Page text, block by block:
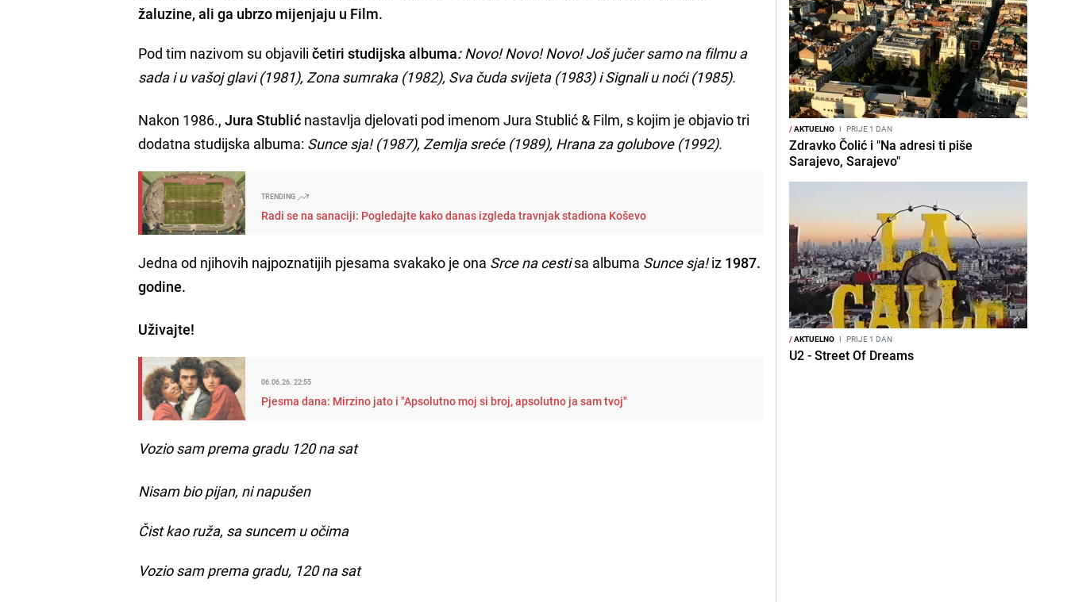
žaluzine, ali ga ubrzo mijenjaju u Film.
Pod tim nazivom su objaviličetiri studijska albuma:Novo! Novo! Novo! Još jučer samo na filmu a
sada i u vašoj glavi (1981), Zona sumraka (1982), Sva čuda svijeta (1983) i Signali u noći (1985).
Nakon 1986.,Jura Stublić nastavlja djelovati pod imenom Jura Stublić & Film, s kojim je objavio tri
dodatna studijska albuma: Sunce sja! (1987), Zemlja sreće (1989), Hrana za golubove (1992).
TRENDING
Radi se na sanaciji: Pogledajte kako danas izgleda travnjak stadiona Koševo
Jedna od njihovih najpoznatijih pjesama svakako je ona Srce na cestisa albuma Sunce sja!iz 1987.
godine.
Uživajte!
06.06.26. 22:55
Pjesma dana: Mirzino jato i "Apsolutno moj si broj, apsolutno ja sam tvoj"
Vozio sam prema gradu 120 na sat
Nisam bio pijan, ni napušen
Čist kao ruža, sa suncem u očima
Vozio sam prema gradu, 120 na sat
/AKTUELNO I PRIJE 1 DAN
Zdravko Čolić i "Na adresi ti piše
Sarajevo, Sarajevo"
/AKTUELNO I PRIJE 1 DAN
U2 - Street Of Dreams